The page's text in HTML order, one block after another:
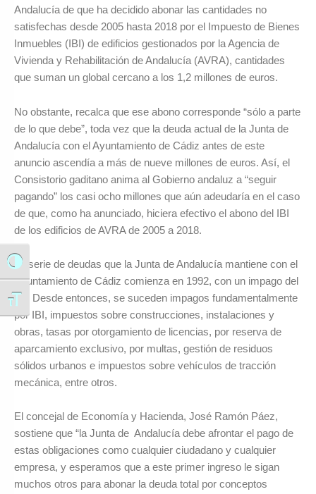
Alternar alto contraste
Alternar tamaño de letra
Andalucía de que ha decidido abonar las cantidades no
satisfechas desde 2005 hasta 2018 por el Impuesto de Bienes
Inmuebles (IBI) de edificios gestionados por la Agencia de
Vivienda y Rehabilitación de Andalucía (AVRA), cantidades
que suman un global cercano a los 1,2 millones de euros.
No obstante, recalca que ese abono corresponde “sólo a parte
de lo que debe”, toda vez que la deuda actual de la Junta de
Andalucía con el Ayuntamiento de Cádiz antes de este
anuncio ascendía a más de nueve millones de euros. Así, el
Consistorio gaditano anima al Gobierno andaluz a “seguir
pagando” los casi ocho millones que aún adeudaría en el caso
de que, como ha anunciado, hiciera efectivo el abono del IBI
de los edificios de AVRA de 2005 a 2018.
La serie de deudas que la Junta de Andalucía mantiene con el
Ayuntamiento de Cádiz comienza en 1992, con un impago del
IBI. Desde entonces, se suceden impagos fundamentalmente
por IBI, impuestos sobre construcciones, instalaciones y
obras, tasas por otorgamiento de licencias, por reserva de
aparcamiento exclusivo, por multas, gestión de residuos
sólidos urbanos e impuestos sobre vehículos de tracción
mecánica, entre otros.
El concejal de Economía y Hacienda, José Ramón Páez,
sostiene que “la Junta de Andalucía debe afrontar el pago de
estas obligaciones como cualquier ciudadano y cualquier
empresa, y esperamos que a este primer ingreso le sigan
muchos otros para abonar la deuda total por conceptos